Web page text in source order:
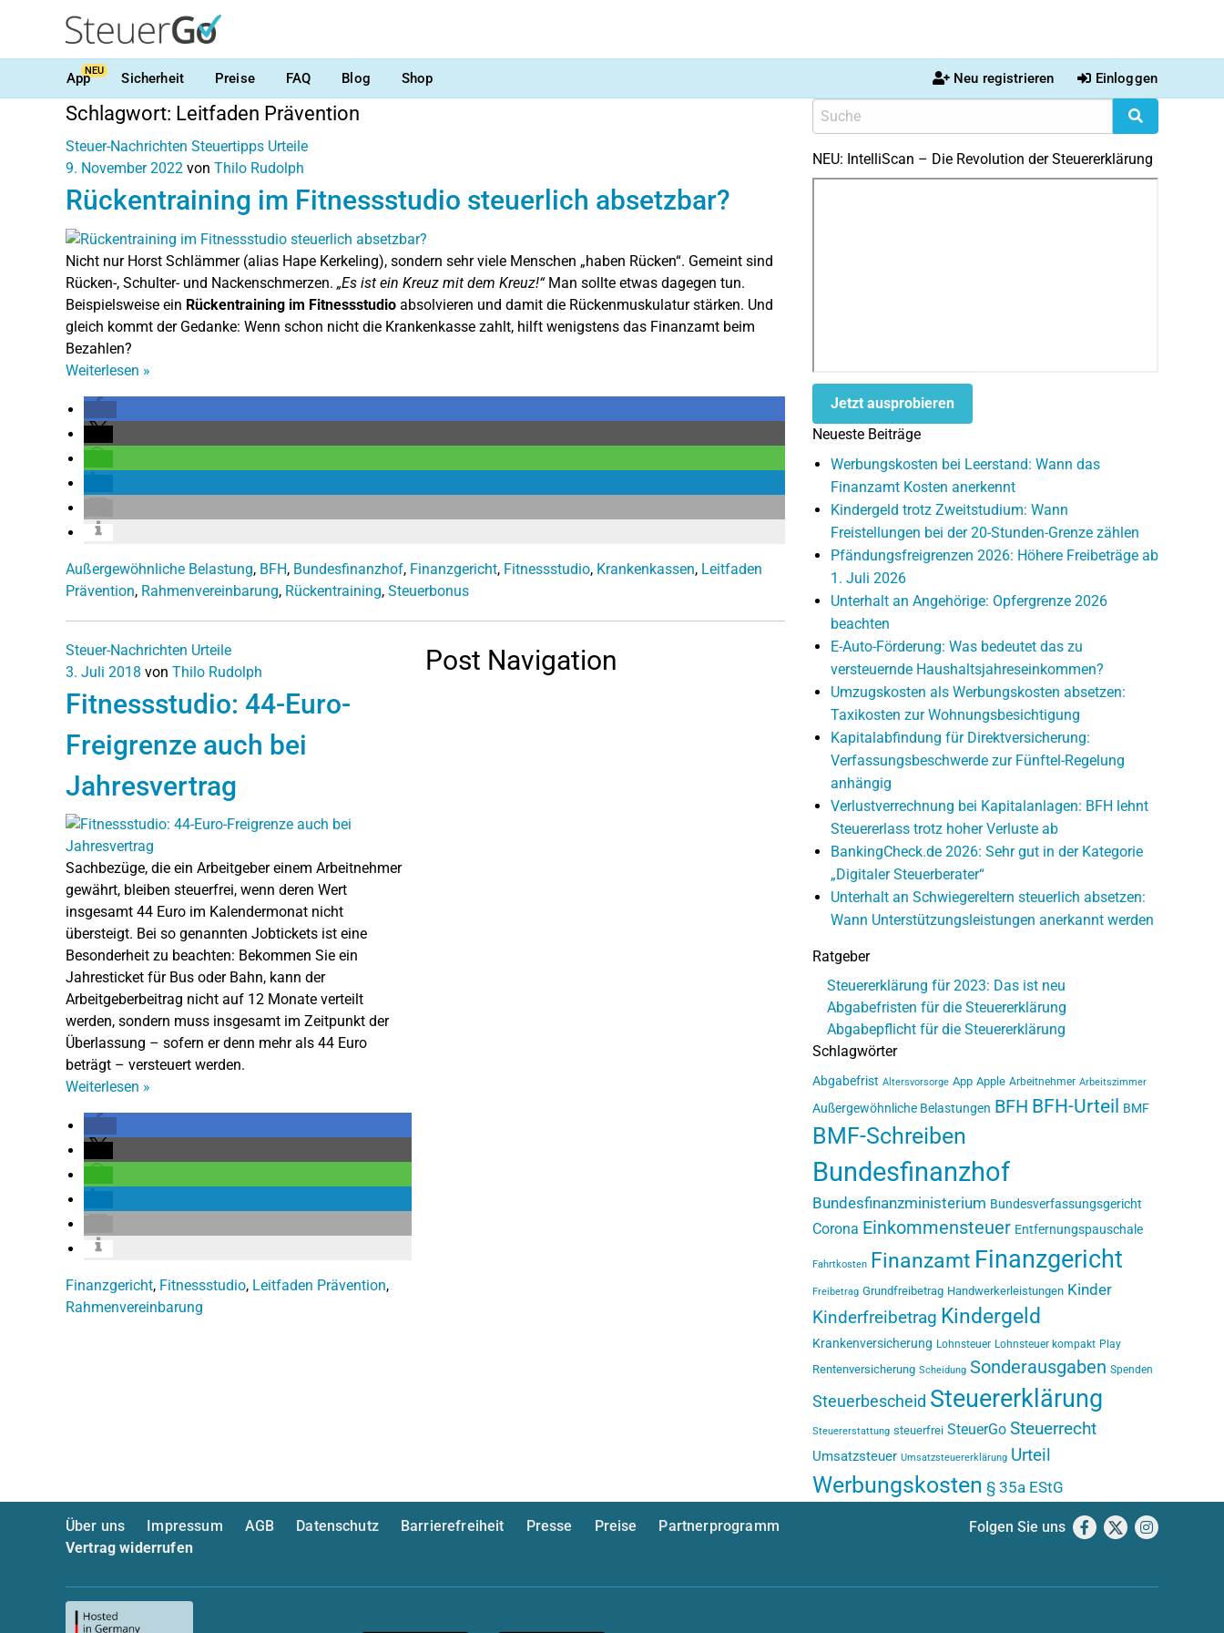
AppNEU Sicherheit Preise FAQ Blog Shop Neu registrieren Einloggen
Schlagwort: Leitfaden Prävention
Steuer-Nachrichten Steuertipps Urteile
9. November 2022 von Thilo Rudolph
Rückentraining im Fitnessstudio steuerlich absetzbar?
Nicht nur Horst Schlämmer (alias Hape Kerkeling), sondern sehr viele Menschen „haben Rücken“. Gemeint sind
Rücken-, Schulter- und Nackenschmerzen. „Es ist ein Kreuz mit dem Kreuz!“Man sollte etwas dagegen tun.
Beispielsweise ein Rückentraining im Fitnessstudio absolvieren und damit die Rückenmuskulatur stärken. Und
gleich kommt der Gedanke: Wenn schon nicht die Krankenkasse zahlt, hilft wenigstens das Finanzamt beim
Bezahlen?
Weiterlesen »
Außergewöhnliche Belastung, BFH, Bundesfinanzhof, Finanzgericht, Fitnessstudio, Krankenkassen, Leitfaden
Prävention, Rahmenvereinbarung, Rückentraining, Steuerbonus
Steuer-Nachrichten Urteile
3. Juli 2018 von Thilo Rudolph
Fitnessstudio: 44-Euro-
Freigrenze auch bei
Jahresvertrag
Sachbezüge, die ein Arbeitgeber einem Arbeitnehmer
gewährt, bleiben steuerfrei, wenn deren Wert
insgesamt 44 Euro im Kalendermonat nicht
übersteigt. Bei so genannten Jobtickets ist eine
Besonderheit zu beachten: Bekommen Sie ein
Jahresticket für Bus oder Bahn, kann der
Arbeitgeberbeitrag nicht auf 12 Monate verteilt
werden, sondern muss insgesamt im Zeitpunkt der
Überlassung – sofern er denn mehr als 44 Euro
beträgt – versteuert werden.
Weiterlesen »
Finanzgericht, Fitnessstudio, Leitfaden Prävention,
Rahmenvereinbarung
Post Navigation
NEU: IntelliScan – Die Revolution der Steuererklärung
Jetzt ausprobieren
Neueste Beiträge
Werbungskosten bei Leerstand: Wann das
Finanzamt Kosten anerkennt
Kindergeld trotz Zweitstudium: Wann
Freistellungen bei der 20-Stunden-Grenze zählen
Pfändungsfreigrenzen 2026: Höhere Freibeträge ab
1. Juli 2026
Unterhalt an Angehörige: Opfergrenze 2026
beachten
E-Auto-Förderung: Was bedeutet das zu
versteuernde Haushaltsjahreseinkommen?
Umzugskosten als Werbungskosten absetzen:
Taxikosten zur Wohnungsbesichtigung
Kapitalabfindung für Direktversicherung:
Verfassungsbeschwerde zur Fünftel-Regelung
anhängig
Verlustverrechnung bei Kapitalanlagen: BFH lehnt
Steuererlass trotz hoher Verluste ab
BankingCheck.de 2026: Sehr gut in der Kategorie
„Digitaler Steuerberater“
Unterhalt an Schwiegereltern steuerlich absetzen:
Wann Unterstützungsleistungen anerkannt werden
Ratgeber
Steuererklärung für 2023: Das ist neu
Abgabefristen für die Steuererklärung
Abgabepflicht für die Steuererklärung
Schlagwörter
Abgabefrist Altersvorsorge App Apple Arbeitnehmer Arbeitszimmer
Außergewöhnliche Belastungen BFH BFH-Urteil BMF
BMF-Schreiben
Bundesfinanzhof
Bundesfinanzministerium Bundesverfassungsgericht
Corona Einkommensteuer Entfernungspauschale
Fahrtkosten Finanzamt Finanzgericht
Freibetrag Grundfreibetrag Handwerkerleistungen Kinder
Kinderfreibetrag Kindergeld
Krankenversicherung Lohnsteuer Lohnsteuer kompakt Play
Rentenversicherung Scheidung Sonderausgaben Spenden
Steuerbescheid Steuererklärung
Steuererstattung steuerfrei SteuerGo Steuerrecht
Umsatzsteuer Umsatzsteuererklärung Urteil
Werbungskosten § 35a EStG
Über uns Impressum AGB Datenschutz Barrierefreiheit Presse Preise
Partnerprogramm
Vertrag widerrufen
Folgen Sie uns Facebook
X Instagram